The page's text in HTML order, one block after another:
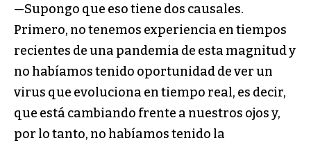
—Supongo que eso tiene dos causales.
Primero, no tenemos experiencia en tiempos
recientes de una pandemia de esta magnitud y
no habíamos tenido oportunidad de ver un
virus que evoluciona en tiempo real, es decir,
que está cambiando frente a nuestros ojos y,
por lo tanto, no habíamos tenido la